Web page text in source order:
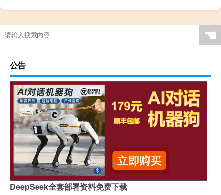
☚
公告
DeepSeek全套部署资料免费下载